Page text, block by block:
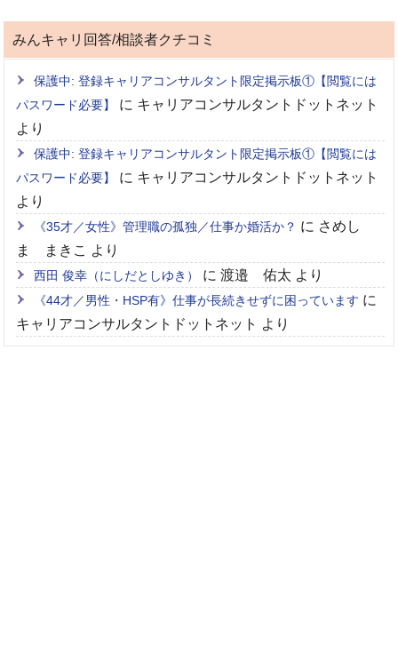
みんキャリ回答/相談者クチコミ
保護中: 登録キャリアコンサルタント限定掲示板①【閲覧には
パスワード必要】
に キャリアコンサルタントドットネット
より
保護中: 登録キャリアコンサルタント限定掲示板①【閲覧には
パスワード必要】
に キャリアコンサルタントドットネット
より
《35才／女性》管理職の孤独／仕事か婚活か？ に さめし
ま まきこ より
西田 俊幸（にしだとしゆき） に渡邉 佑太 より
《44才／男性・HSP有》仕事が長続きせずに困っています に
キャリアコンサルタントドットネット より